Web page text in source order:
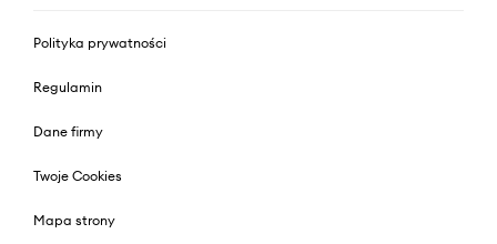
Polityka prywatności
Regulamin
Dane firmy
Twoje Cookies
Mapa strony